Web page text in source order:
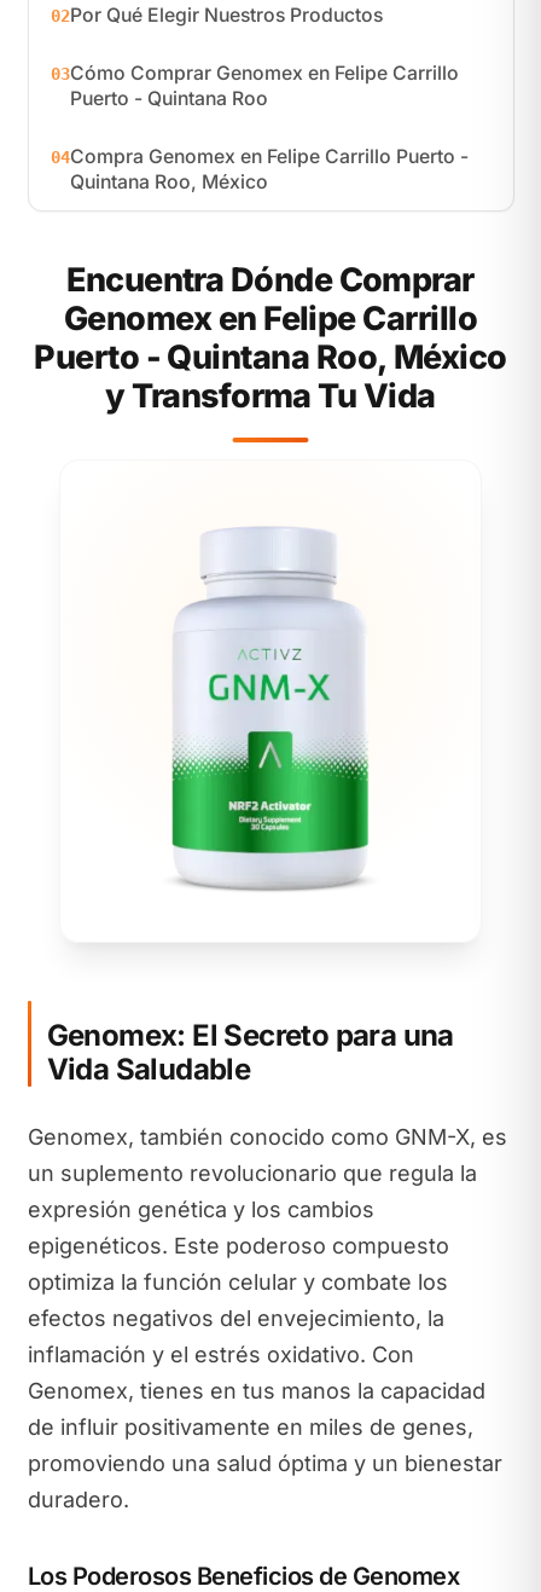
02Por Qué Elegir Nuestros Productos
03Cómo Comprar Genomex en Felipe Carrillo
Puerto - Quintana Roo
04Compra Genomex en Felipe Carrillo Puerto -
Quintana Roo, México
Encuentra Dónde Comprar
Genomex en Felipe Carrillo
Puerto - Quintana Roo, México
y Transforma Tu Vida
Genomex: El Secreto para una
Vida Saludable
Genomex, también conocido como GNM-X, es
un suplemento revolucionario que regula la
expresión genética y los cambios
epigenéticos. Este poderoso compuesto
optimiza la función celular y combate los
efectos negativos del envejecimiento, la
inflamación y el estrés oxidativo. Con
Genomex, tienes en tus manos la capacidad
de influir positivamente en miles de genes,
promoviendo una salud óptima y un bienestar
duradero.
Los Poderosos Beneficios de Genomex